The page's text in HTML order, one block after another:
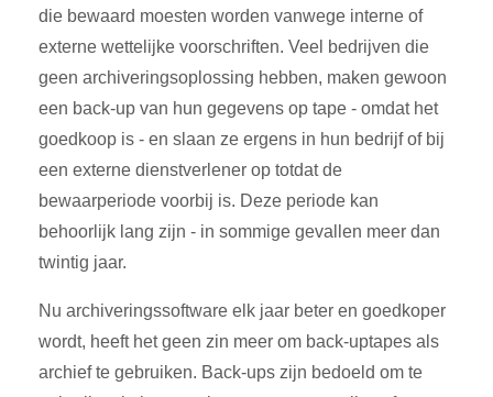
die bewaard moesten worden vanwege interne of
externe wettelijke voorschriften. Veel bedrijven die
geen archiveringsoplossing hebben, maken gewoon
een back-up van hun gegevens op tape - omdat het
goedkoop is - en slaan ze ergens in hun bedrijf of bij
een externe dienstverlener op totdat de
bewaarperiode voorbij is. Deze periode kan
behoorlijk lang zijn - in sommige gevallen meer dan
twintig jaar.
Nu archiveringssoftware elk jaar beter en goedkoper
wordt, heeft het geen zin meer om back-uptapes als
archief te gebruiken. Back-ups zijn bedoeld om te